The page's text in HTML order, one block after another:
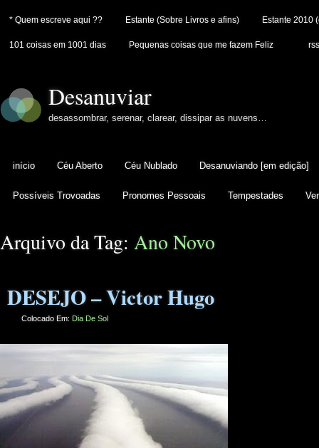
* Quem escreve aqui ?? Estante (Sobre Livros e afins) Estante 2010
101 coisas em 1001 dias Pequenas coisas que me fazem Feliz
Desanuviar
desassombrar, serenar, clarear, dissipar as nuvens…
início Céu Aberto Céu Nublado Desanuviando [em edição]
Possíveis Trovoadas Pronomes Pessoais Tempestades
Arquivo da Tag: Ano Novo
DESEJO – Victor Hugo
Colocado Em: Dia De Sol